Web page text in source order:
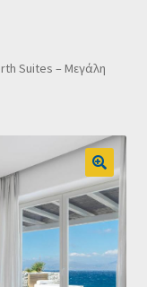
του Dealistas.gr
Suites – Μεγάλη